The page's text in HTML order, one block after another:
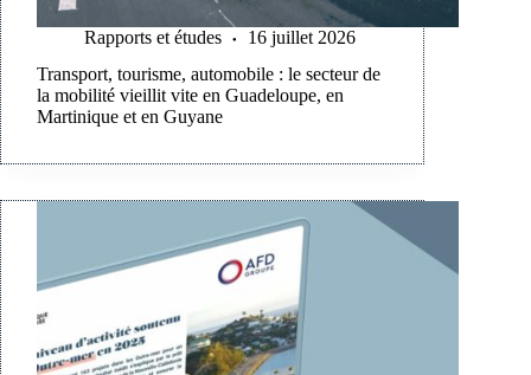
Rapports et études
16 juillet 2026
Transport, tourisme, automobile : le secteur de
la mobilité vieillit vite en Guadeloupe, en
Martinique et en Guyane